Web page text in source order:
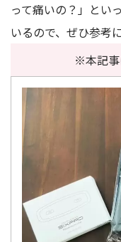
って痛いの？」とい
いるので、ぜひ参考
※本記事